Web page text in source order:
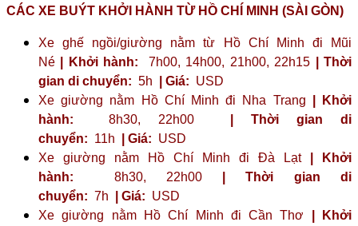
CÁC XE BUÝT KHỞI HÀNH TỪ HỒ CHÍ MINH (SÀI GÒN)
Xe ghế ngồi/giường nằm từ Hồ Chí Minh đi Mũi
Né
| Khởi hành: 7h00, 14h00, 21h00, 22h15
| Thời
gian di chuyển: 5h | Giá: USD
Xe giường nằm Hồ Chí Minh đi Nha Trang
| Khởi
hành: 8h30, 22h00
| Thời gian di
chuyển: 11h | Giá: USD
Xe giường nằm Hồ Chí Minh đi Đà Lạt
| Khởi
hành: 8h30, 22h00
| Thời gian di
chuyển: 7h | Giá: USD
Xe giường nằm Hồ Chí Minh đi Cần Thơ
| Khởi